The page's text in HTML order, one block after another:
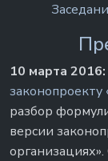
10 марта 2016:
разбор
версии